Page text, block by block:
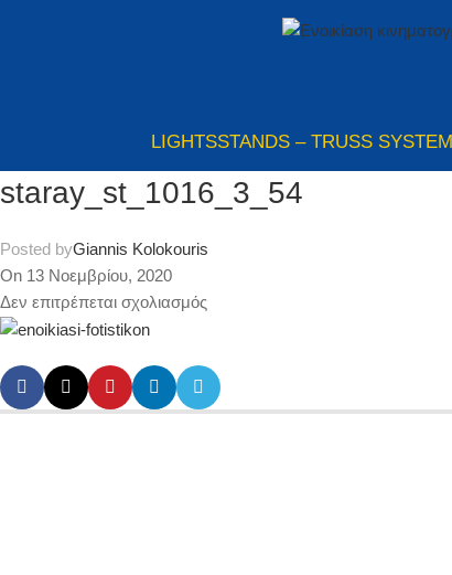
LIGHTSSTANDS – TRUSS
staray_st_1016_3_54
Posted byGiannis Kolokouris
On 13 Νοεμβρίου, 2020
Δεν επιτρέπεται σχολιασμός